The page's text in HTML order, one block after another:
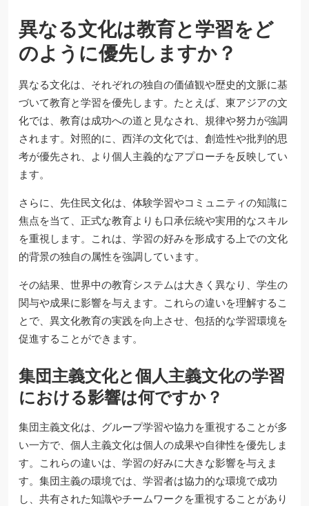
異なる文化は教育と学習をど
のように優先しますか？
異なる文化は、それぞれの独自の価値観や歴史的文脈に基
づいて教育と学習を優先します。たとえば、東アジアの文
化では、教育は成功への道と見なされ、規律や努力が強調
されます。対照的に、西洋の文化では、創造性や批判的思
考が優先され、より個人主義的なアプローチを反映してい
ます。
さらに、先住民文化は、体験学習やコミュニティの知識に
焦点を当て、正式な教育よりも口承伝統や実用的なスキル
を重視します。これは、学習の好みを形成する上での文化
的背景の独自の属性を強調しています。
その結果、世界中の教育システムは大きく異なり、学生の
関与や成果に影響を与えます。これらの違いを理解するこ
とで、異文化教育の実践を向上させ、包括的な学習環境を
促進することができます。
集団主義文化と個人主義文化の学習
における影響は何ですか？
集団主義文化は、グループ学習や協力を重視することが多
い一方で、個人主義文化は個人の成果や自律性を優先しま
す。これらの違いは、学習の好みに大きな影響を与えま
す。集団主義の環境では、学習者は協力的な環境で成功
し、共有された知識やチームワークを重視することがあり